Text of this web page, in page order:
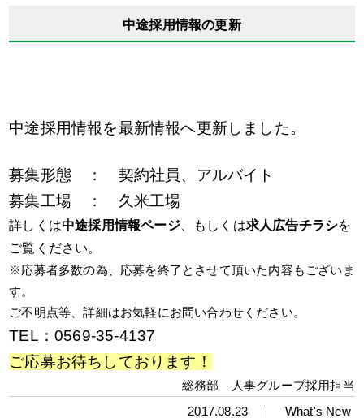
中途採用情報の更新
中途採用情報を最新情報へ更新しました。
募集形態 ： 契約社員、アルバイト
募集工場 ： 久米工場
詳しくは中途採用情報ページ、もしくは求人広告チラシを
ご覧ください。
※応募者多数の為、応募を終了とさせて頂いた内容もございま
す。
ご不明点等、詳細はお気軽にお問い合わせください。
TEL：0569-35-4137
ご応募お待ちしております！
総務部 人事グループ採用担当
2017.08.23 ｜ What's New